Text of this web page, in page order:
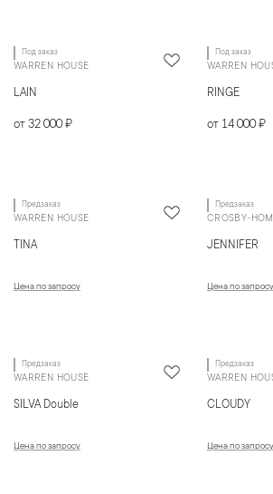
Под заказ
WARREN HOUSE
LAIN
от 32 000 ₽
Под заказ
WARREN
RINGE
от 14 000 ₽
Предзаказ
WARREN HOUSE
TINA
Цена по запросу
Предзаказ
CROSBY-
JENNIFER
Цена по запросу
Предзаказ
WARREN HOUSE
SILVA Double
Цена по запросу
Предзаказ
WARREN
CLOUDY
Цена по запросу